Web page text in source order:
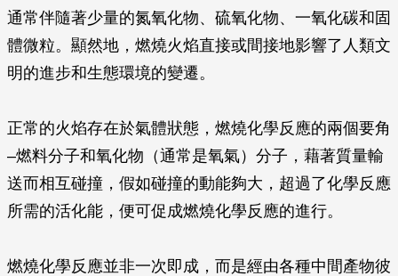
通常伴隨著少量的氮氧化物、硫氧化物、一氧化碳和固
體微粒。顯然地，燃燒火焰直接或間接地影響了人類文
明的進步和生態環境的變遷。
正常的火焰存在於氣體狀態，燃燒化學反應的兩個要角
–燃料分子和氧化物（通常是氧氣）分子，藉著質量輸
送而相互碰撞，假如碰撞的動能夠大，超過了化學反應
所需的活化能，便可促成燃燒化學反應的進行。
燃燒化學反應並非一次即成，而是經由各種中間產物彼